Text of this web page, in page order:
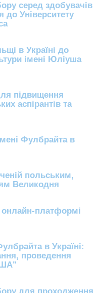
серед здобувачів
до Університету
в Україні до
імені Юліуша
підвищення
аспірантів та
Фулбрайта в
польським,
Великодня
онлайн-платформі
в Україні:
проведення